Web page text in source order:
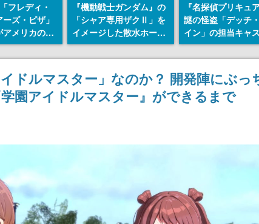
フレディ・
ズ・ピザ」
メリカの商
2027年オープ
との共
だけでなく
ョーや没入型
『機動戦士ガンダム』の
「シャア専用ザクⅡ」を
イメージした散水ホース
リールが予約開始。本体
にはシャアのパーソナル
マークやジオン公国軍の
エンブレム、型式番号な
どを配置
『名探偵プリキュ
謎の怪盗「デッチ
イン」の担当キャ
天﨑滉平さんと判
『Re:ゼロから始
世界生活』オットー
『ヒプノシスマイク
田三郎役など
ドルマスター」なのか？ 開発陣にぶっ
園アイドルマスター』ができるまで